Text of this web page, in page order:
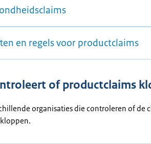
en regels voor productclaims
of productclaims
organisaties die controleren of de